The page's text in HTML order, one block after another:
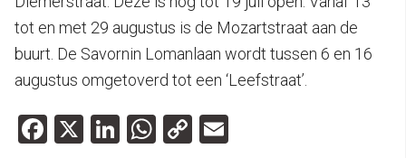
tot en met 29 augustus is de Mozartstraat aan de
buurt. De Savornin Lomanlaan wordt tussen 6 en 16
augustus omgetoverd tot een ‘Leefstraat’.
Facebook
X LinkedIn
WhatsApp
Copy